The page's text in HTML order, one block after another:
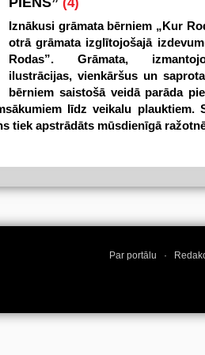
Iznākusi grāmata bērniem „Kur
otrā grāmata izglītojošajā
Rodas”. Grāmata,
ilustrācijas, vienkāršus un
bērniem saistošā veidā parāda
līdz veikalu plauktiem.
tiek apstrādāts mūsdienīgā
Par portālu ·